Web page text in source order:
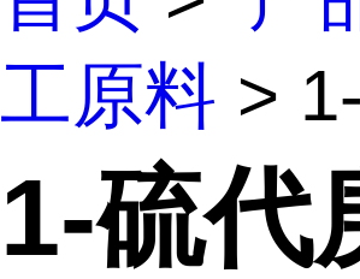
工原料 >
1-硫代